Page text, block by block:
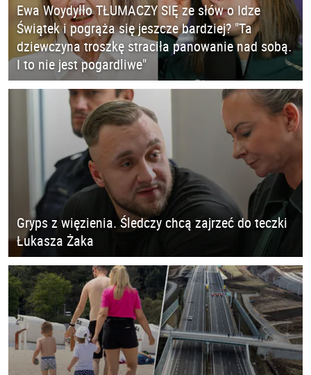
Ewa Woydyłło TŁUMACZY SIĘ ze słów o Idze
Świątek i pogrąża się jeszcze bardziej? "Ta
dziewczyna troszkę straciła panowanie nad sobą.
I to nie jest pogardliwe"
Gryps z więzienia. Śledczy chcą zajrzeć do teczki
Łukasza Żaka